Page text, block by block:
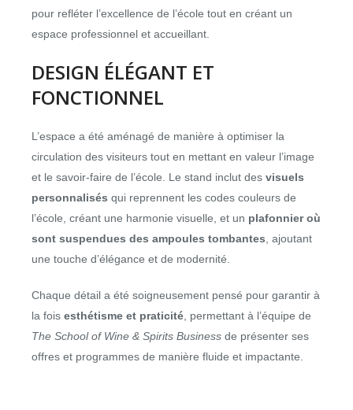
pour refléter l’excellence de l’école tout en créant un
espace professionnel et accueillant.
DESIGN ÉLÉGANT ET
FONCTIONNEL
L’espace a été aménagé de manière à optimiser la
circulation des visiteurs tout en mettant en valeur l’image
et le savoir-faire de l’école. Le stand inclut desvisuels
personnalisés qui reprennent les codes couleurs de
l’école, créant une harmonie visuelle, et un plafonnier où
sont suspendues des ampoules tombantes , ajoutant
une touche d’élégance et de modernité.
Chaque détail a été soigneusement pensé pour garantir à
la foisesthétisme et praticité , permettant à l’équipe de
The School of Wine & Spirits Business de présenter ses
offres et programmes de manière fluide et impactante.